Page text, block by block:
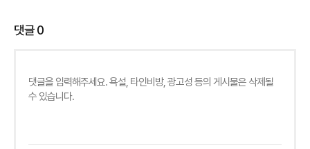
댓글0